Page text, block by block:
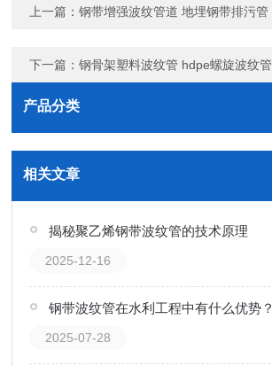
上一篇：钢带增强波纹管道 地埋钢带排污管
下一篇：钢骨架塑料波纹管 hdpe螺旋波纹管
产品分类
相关文章
揭秘聚乙烯钢带波纹管的技术原理
2025-12-16
钢带波纹管在水利工程中有什么优势？
2025-07-28